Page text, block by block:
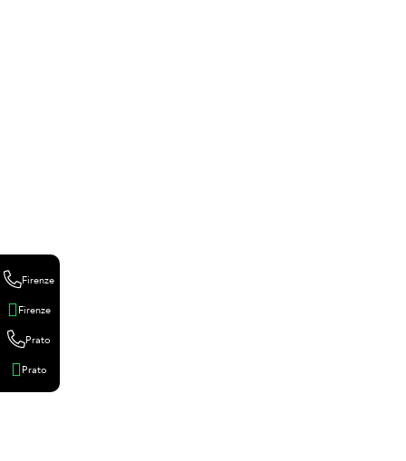
Firenze
Firenze
Prato
Prato